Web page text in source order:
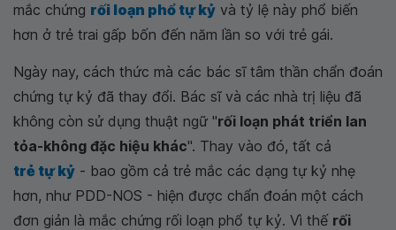
mắc chứng rối loạn phổ tự kỷ và tỷ lệ này phổ biến
hơn ở trẻ trai gấp bốn đến năm lần so với trẻ gái.
Ngày nay, cách thức mà các bác sĩ tâm thần chẩn đoán
chứng tự kỷ đã thay đổi. Bác sĩ và các nhà trị liệu đã
không còn sử dụng thuật ngữ "rối loạn phát triển lan
tỏa-không đặc hiệu khác". Thay vào đó, tất cả
trẻ tự kỷ - bao gồm cả trẻ mắc các dạng tự kỷ nhẹ
hơn, như PDD-NOS - hiện được chẩn đoán một cách
đơn giản là mắc chứng rối loạn phổ tự kỷ. Vì thế rối